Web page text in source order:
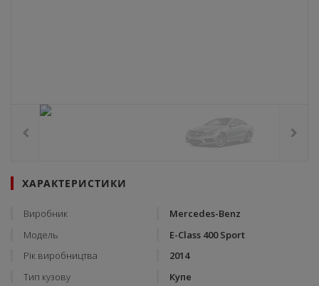
ХАРАКТЕРИСТИКИ
Виробник
Mercedes-Benz
Модель
E-Class 400 Sport
Рік виробництва
2014
Тип кузову
Купе